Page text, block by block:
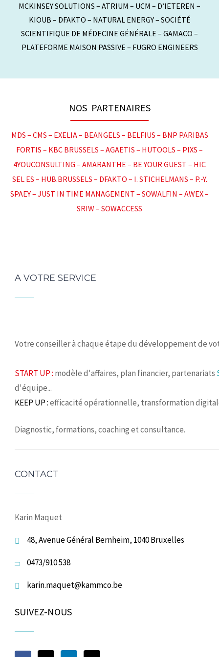
MCKINSEY SOLUTIONS – ATRIUM – UCM – D’IETEREN –
KIOUB – DFAKTO – NATURAL ENERGY – SOCIÉTÉ
SCIENTIFIQUE DE MÉDECINE GÉNÉRALE – GAMACO –
PLATEFORME MAISON PASSIVE – FUGRO ENGINEERS
NOS PARTENAIRES
MDS – CMS – EXELIA – BEANGELS – BELFIUS – BNP PARIBAS
FORTIS – KBC BRUSSELS – AGAETIS – HUTOOLS – PIXS –
4YOUCONSULTING – AMARANTHE – BE YOUR GUEST – HIC
SEL ES – HUB.BRUSSELS – DFAKTO – I. STICHELMANS – P.-Y.
SPAEY – JUST IN TIME MANAGEMENT – SOWALFIN – AWEX –
SRIW – SOWACCESS
A VOTRE SERVICE
Votre conseiller à chaque étape du développement de
START UP : modèle d'affaires, plan financier, partenariats
d'équipe...
KEEP UP :efficacité opérationnelle, transformation
Diagnostic, formations, coaching et consultance.
CONTACT
Karin Maquet
48, Avenue Général Bernheim, 1040 Bruxelles
0473/910 538
karin.maquet@kammco.be
SUIVEZ-NOUS